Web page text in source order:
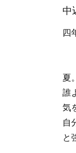
中
四
夏
誰
気
自
と